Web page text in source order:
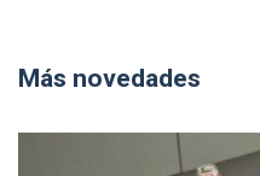
Más novedades